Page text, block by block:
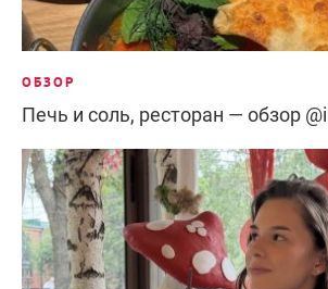
ОБЗОР
Печь и соль, ресторан — обзор